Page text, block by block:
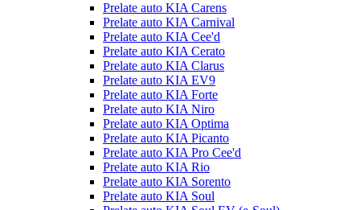
Prelate auto KIA Carens
Prelate auto KIA Carnival
Prelate auto KIA Cee'd
Prelate auto KIA Cerato
Prelate auto KIA Clarus
Prelate auto KIA EV9
Prelate auto KIA Forte
Prelate auto KIA Niro
Prelate auto KIA Optima
Prelate auto KIA Picanto
Prelate auto KIA Pro Cee'd
Prelate auto KIA Rio
Prelate auto KIA Sorento
Prelate auto KIA Soul